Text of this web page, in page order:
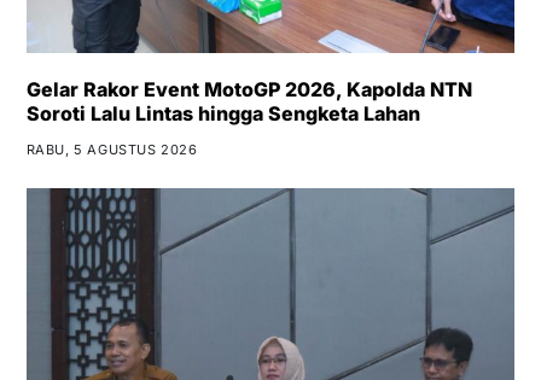
Gelar Rakor Event MotoGP 2026, Kapolda NTN
Soroti Lalu Lintas hingga Sengketa Lahan
RABU, 5 AGUSTUS 2026